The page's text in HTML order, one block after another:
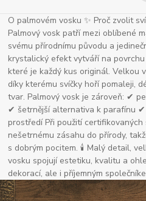
O palmovém vosku ✨ Proč zvolit
Palmový vosk patří mezi oblíbené
svému přírodnímu původu a
krystalický efekt vytváří na
které je každý kus originál. Velkou
díky kterému svíčky hoří pomaleji,
tvar. Palmový vosk je zároveň: ✔
✔ šetrnější alternativa k parafínu
prostředí Při použití
nešetrnému zásahu do přírody,
s dobrým pocitem. 🕯 Malý detail,
vosku spojují estetiku, kvalitu a
dekorací, ale i příjemným